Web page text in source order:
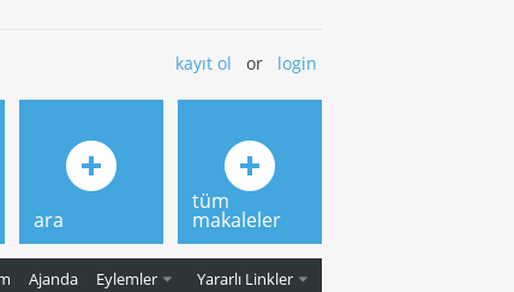
kayıt ol or login
Ajanda Eylemler Yararlı Linkler
ara
tüm
makaleler